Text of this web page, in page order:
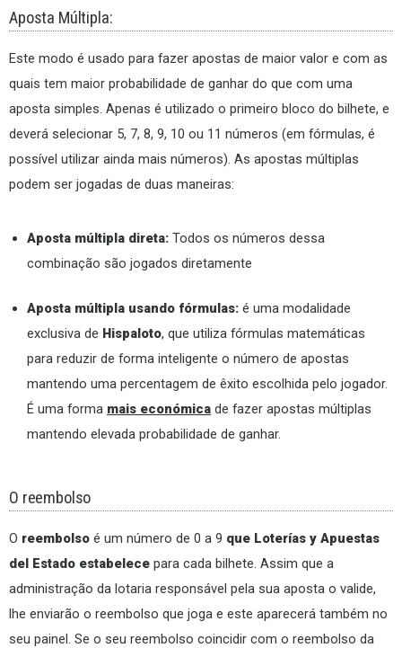
Aposta Múltipla:
Este modo é usado para fazer apostas de maior valor e com as
quais tem maior probabilidade de ganhar do que com uma
aposta simples. Apenas é utilizado o primeiro bloco do bilhete, e
deverá selecionar 5, 7, 8, 9, 10 ou 11 números (em fórmulas, é
possível utilizar ainda mais números). As apostas múltiplas
podem ser jogadas de duas maneiras:
Aposta múltipla direta: Todos os números dessa
combinação são jogados diretamente
Aposta múltipla usando fórmulas: é uma modalidade
exclusiva de Hispaloto, que utiliza fórmulas matemáticas
para reduzir de forma inteligente o número de apostas
mantendo uma percentagem de êxito escolhida pelo jogador.
É uma forma mais económica de fazer apostas múltiplas
mantendo elevada probabilidade de ganhar.
O reembolso
O reembolso é um número de 0 a 9 que Loterías y Apuestas
del Estado estabelece para cada bilhete. Assim que a
administração da lotaria responsável pela sua aposta o valide,
lhe enviarão o reembolso que joga e este aparecerá também no
seu painel. Se o seu reembolso coincidir com o reembolso da